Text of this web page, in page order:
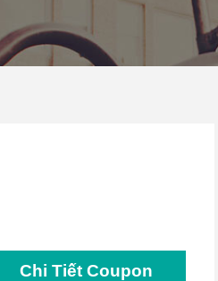
Chi Tiết Coupon